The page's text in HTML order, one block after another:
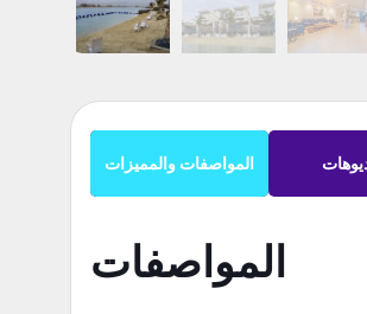
المواصفات والمميزات
المواصفات